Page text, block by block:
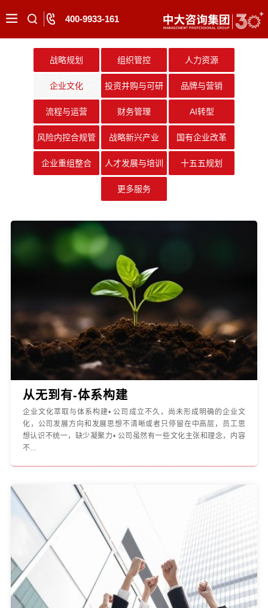
400-9933-161
战略规划 组织管控 人力资源
企业文化 投资并购与可研 品牌与营销
流程与运营 财务管理 AI转型
风险内控合规管
理
战略新兴产业 国有企业改革
企业重组整合 人才发展与培训 十五五规划
更多服务
从无到有-体系构建
企业文化萃取与体系构建• 公司成立不久，尚未形成明确的企业文
化，公司发展方向和发展思想不清晰或者只停留在中高层，员工思
想认识不统一，缺少凝聚力• 公司虽然有一些文化主张和理念，内容
不...